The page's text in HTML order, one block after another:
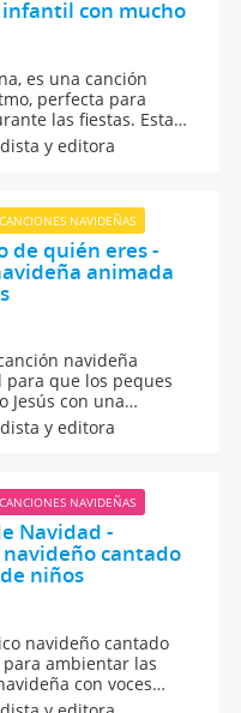
con mucho
es una canción
perfecta para
las fiestas. Esta
educativo para
disfrutar del
y editora
NAVIDEÑAS
de quién eres -
animada
navideña
que los peques
con una
dibujos tiernos y letra
y celebrar las
y editora
NAVIDEÑAS
Navidad -
cantado
niños
navideño cantado
ambientar las
con voces
Además de